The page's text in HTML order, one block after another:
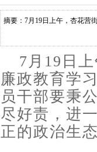
摘要：7月19日上午，杏花营
7月19日
廉政教育学
员干部要秉
尽好责，进
正的政治生态